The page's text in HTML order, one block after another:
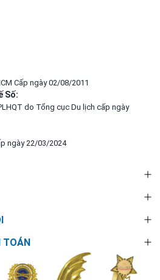
Cấp ngày 02/08/2011
Số:
do Tổng cục Du lịch cấp ngày
ngày 22/03/2024
TOÁN